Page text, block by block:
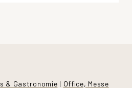
& Gastronomie | Office, Messe